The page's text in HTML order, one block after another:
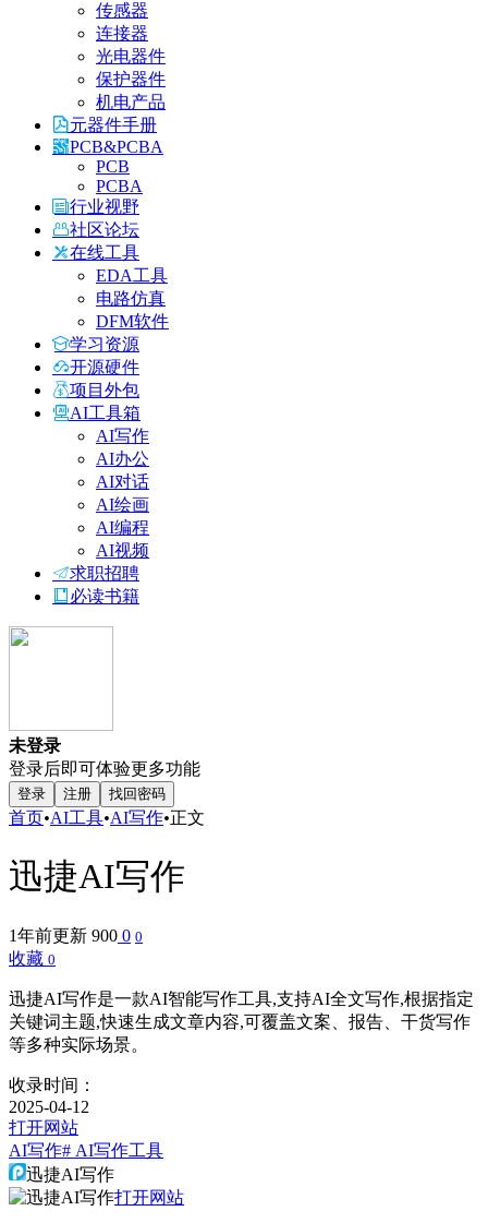
传感器
连接器
光电器件
保护器件
机电产品
元器件手册
PCB&PCBA
PCB
PCBA
行业视野
社区论坛
在线工具
EDA工具
电路仿真
DFM软件
学习资源
开源硬件
项目外包
AI工具箱
AI写作
AI办公
AI对话
AI绘画
AI编程
AI视频
求职招聘
必读书籍
未登录
登录后即可体验更多功能
登录 注册 找回密码
首页•AI工具•AI写作•正文
迅捷AI写作
1年前更新 900 0 0
收藏 0
迅捷AI写作是一款AI智能写作工具,支持AI全文写作,根据指定
关键词主题,快速生成文章内容,可覆盖文案、报告、干货写作
等多种实际场景。
收录时间：
2025-04-12
打开网站
AI写作# AI写作工具
迅捷AI写作
打开网站